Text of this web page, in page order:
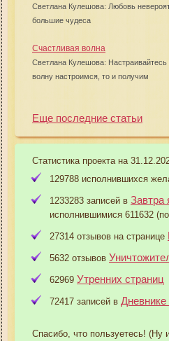
Светлана Кулешова: Любовь
большие чудеса
Счастливая волна
Светлана Кулешова:
волну настроимся, то и получим
Еще последние статьи
Статистика проекта на
129788 исполнившихся
1233283 записей в Завтра
исполнившимися 611632
27314 отзывов на странице
5632 отзывов
62969 Утренних страниц
72417 записей в Дневнике
Спасибо, что пользуетесь! (Ну